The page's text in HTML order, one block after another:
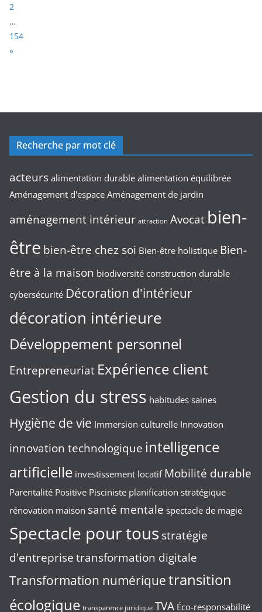
a
g
e
:
2
…
154
N
»
Recherche par mot clé
acteurs alimentation durable alimentation équilibrée
Aménagement d'espace Aménagement de jardin
aménagement intérieur attraction Avocat bien-
être bien-être chez soi Bien-être holistique Bien-
être à la maison biodiversité construction durable
cybersécurité Décoration d'intérieur
décoration intérieure
Développement personnel
Entrepreneuriat Expérience client
Gestion du stress habitudes saines
Hygiène de vie Immersion culturelle Innovation
innovation technologique intelligence
artificielle investissement locatif Mobilité durable
Parentalité Positive Pisciniste planification stratégique
rénovation maison santé mentale spectacle de magie
Spectacle pour tous stratégie
d'entreprise transformation digitale
Transformation numériquetransition
écologique transparence juridique TVA Éco-responsabilité